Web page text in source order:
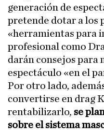
generación de
pretende dotar a los
«herramientas para
profesional como
darán consejos para
espectáculo «en el
Por otro lado,
convertirse en drag
rentabilizarlo, se
sobre el sistema